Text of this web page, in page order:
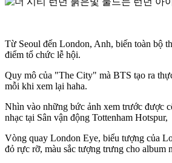
Từ Seoul đến London, Anh, biến toàn bộ
điểm tổ chức lễ hội.
Quy mô của "The City" mà BTS tạo ra
mỗi khi xem lại haha.
Nhìn vào những bức ảnh xem trước được
nhạc tại Sân vận động Tottenham Hotspur,
Vòng quay London Eye, biểu tượng của
đỏ rực rỡ, màu sắc tượng trưng cho album